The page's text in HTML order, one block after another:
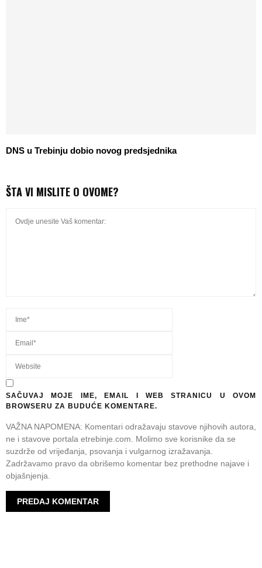
DNS u Trebinju dobio novog predsjednika
ŠTA VI MISLITE O OVOME?
SAČUVAJ MOJE IME, EMAIL I WEB STRANICU U OVOM
BROWSERU ZA BUDUĆE KOMENTARE.
VAŽNA NAPOMENA: Komentari odražavaju stavove njihovih autora,
ne i stavove portala etrebinje.com. Molimo sve korisnike da se
suzdrže od vrijeđanja, psovanja i vulgarnog izražavanja.
Zadržavamo pravo da obrišemo komentar bez prethodne najave i
objašnjenja.